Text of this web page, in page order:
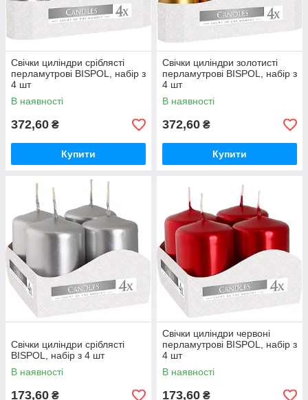
Свічки циліндри сріблясті
перламутрові BISPOL, набір з
4 шт
В наявності
372,60 ₴
Купити
Свічки циліндри золотисті
перламутрові BISPOL, набір з
4 шт
В наявності
372,60 ₴
Купити
Свічки циліндри сріблясті
BISPOL, набір з 4 шт
В наявності
173,60 ₴
Свічки циліндри червоні
перламутрові BISPOL, набір з
4 шт
В наявності
173,60 ₴